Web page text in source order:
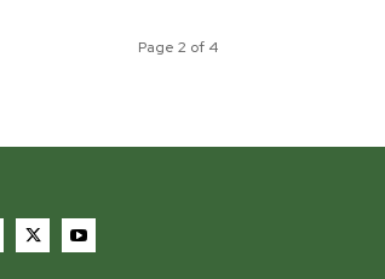
Page 2 of 4